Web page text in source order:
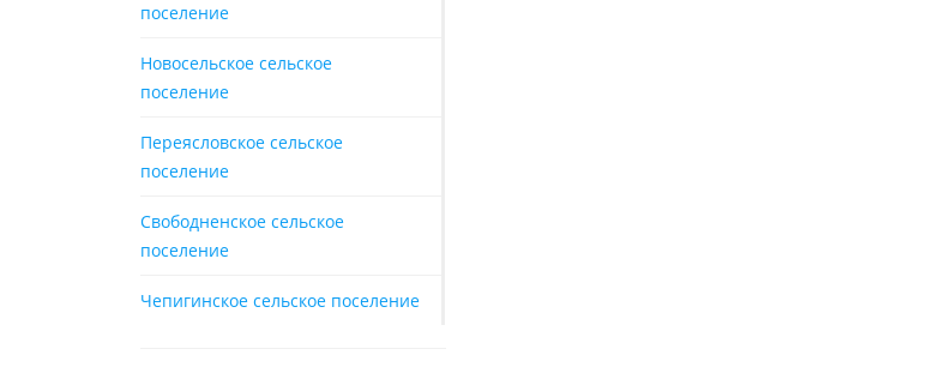
поселение
Новосельское сельское
поселение
Переясловское сельское
поселение
Свободненское сельское
поселение
Чепигинское сельское поселение